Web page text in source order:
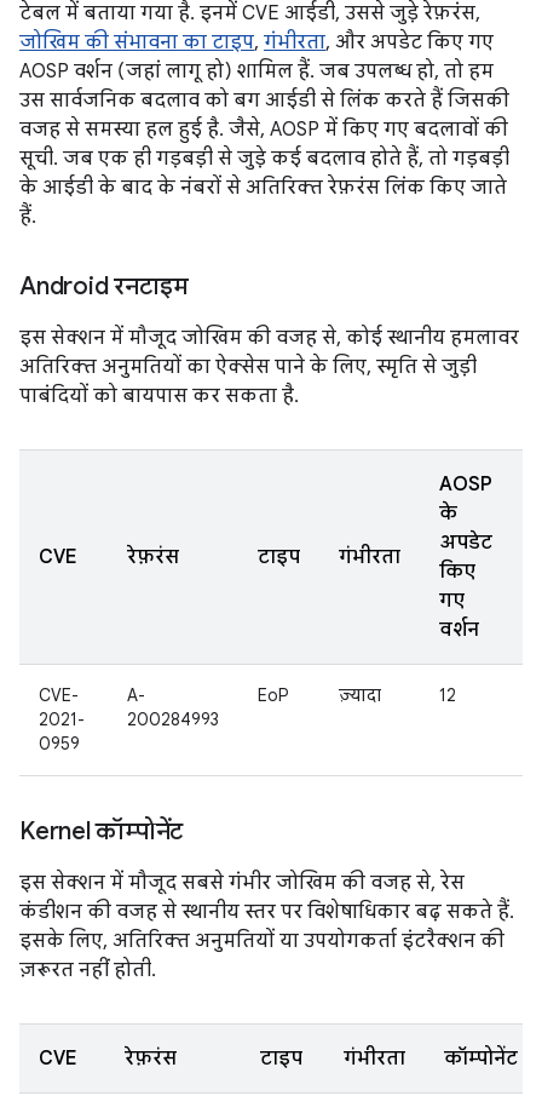
टेबल में बताया गया है. इनमें CVE आईडी, उससे जुड़े रेफ़रंस,
जोखिम की संभावना का टाइप, गंभीरता, और अपडेट किए गए
AOSP वर्शन (जहां लागू हो) शामिल हैं. जब उपलब्ध हो, तो हम
उस सार्वजनिक बदलाव को बग आईडी से लिंक करते हैं जिसकी
वजह से समस्या हल हुई है. जैसे, AOSP में किए गए बदलावों की
सूची. जब एक ही गड़बड़ी से जुड़े कई बदलाव होते हैं, तो गड़बड़ी
के आईडी के बाद के नंबरों से अतिरिक्त रेफ़रंस लिंक किए जाते
हैं.
Android रनटाइम
इस सेक्शन में मौजूद जोखिम की वजह से, कोई स्थानीय हमलावर
अतिरिक्त अनुमतियों का ऐक्सेस पाने के लिए, स्मृति से जुड़ी
पाबंदियों को बायपास कर सकता है.
CVE रेफ़रंस टाइप गंभीरता
AOSP
के
अपडेट
किए
गए
वर्शन
CVE-
2021-
0959
A-
200284993
EoP ज़्यादा 12
Kernel कॉम्पोनेंट
इस सेक्शन में मौजूद सबसे गंभीर जोखिम की वजह से, रेस
कंडीशन की वजह से स्थानीय स्तर पर विशेषाधिकार बढ़ सकते हैं.
इसके लिए, अतिरिक्त अनुमतियों या उपयोगकर्ता इंटरैक्शन की
ज़रूरत नहीं होती.
CVE रेफ़रंस टाइप गंभीरता कॉम्पोनेंट